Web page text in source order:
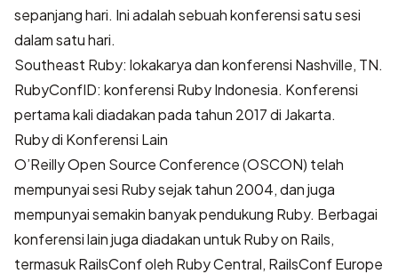
sepanjang hari. Ini adalah sebuah konferensi satu sesi
dalam satu hari.
Southeast Ruby: lokakarya dan konferensi Nashville, TN.
RubyConfID: konferensi Ruby Indonesia. Konferensi
pertama kali diadakan pada tahun 2017 di Jakarta.
Ruby di Konferensi Lain
O’Reilly Open Source Conference(OSCON) telah
mempunyai sesi Ruby sejak tahun 2004, dan juga
mempunyai semakin banyak pendukung Ruby. Berbagai
konferensi lain juga diadakan untukRuby on Rails,
termasukRailsConfoleh Ruby Central, RailsConf Europe